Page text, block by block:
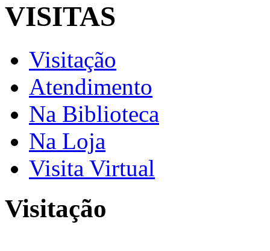
VISITAS
Visitação
Atendimento
Na Biblioteca
Na Loja
Visita Virtual
Visitação